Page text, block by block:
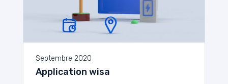
Septembre 2020
Application wisa